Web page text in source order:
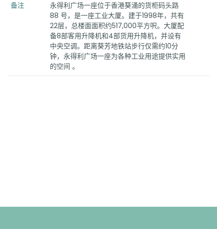
备注
永得利广场一座位于香港葵涌的货柜码头路
88 号，是一座工业大厦。建于1998年，共有
22层，总楼面面积约517,000平方呎。大厦配
备8部客用升降机和4部货用升降机，并设有
中央空调。距离葵芳地铁站步行仅需约10分
钟，永得利广场一座为各种工业用途提供实用
的空间 。